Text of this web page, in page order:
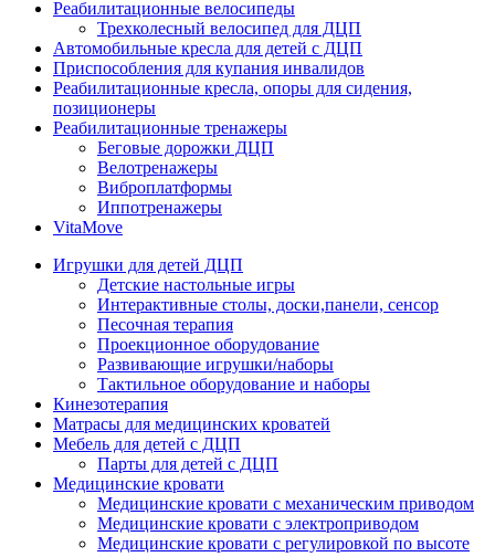
Реабилитационные велосипеды
Трехколесный велосипед для ДЦП
Автомобильные кресла для детей с ДЦП
Приспособления для купания инвалидов
Реабилитационные кресла, опоры для сидения,
позиционеры
Реабилитационные тренажеры
Беговые дорожки ДЦП
Велотренажеры
Виброплатформы
Иппотренажеры
VitaMove
Игрушки для детей ДЦП
Детские настольные игры
Интерактивные столы, доски,панели, сенсор
Песочная терапия
Проекционное оборудование
Развивающие игрушки/наборы
Тактильное оборудование и наборы
Кинезотерапия
Матрасы для медицинских кроватей
Мебель для детей с ДЦП
Парты для детей с ДЦП
Медицинские кровати
Медицинские кровати с механическим приводом
Медицинские кровати с электроприводом
Медицинские кровати с регулировкой по высоте